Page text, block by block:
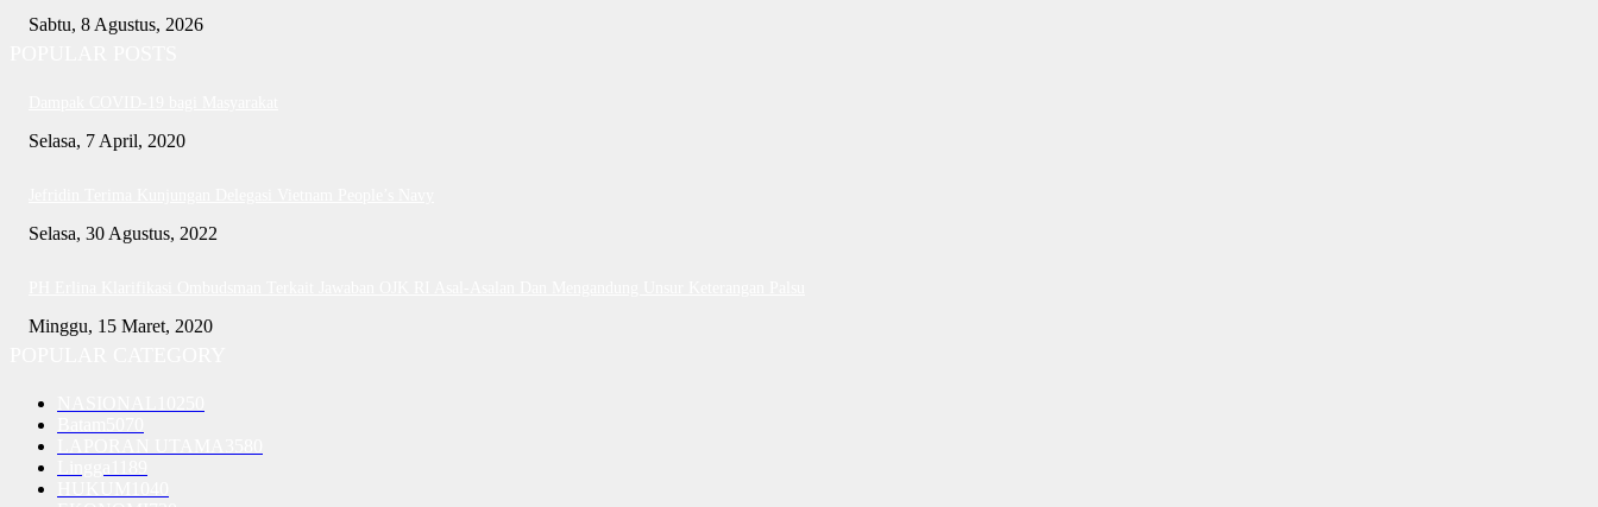
Sabtu, 8 Agustus, 2026
Selasa, 7 April, 2020
Selasa, 30 Agustus, 2022
Minggu, 15 Maret, 2020